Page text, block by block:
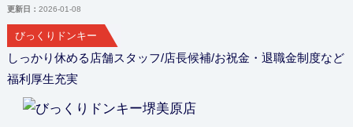
更新日： 2026-01-08
びっくりドンキー
しっかり休める店舗スタッフ/店長候補/お祝金・退職金制度など
福利厚生充実